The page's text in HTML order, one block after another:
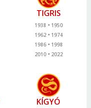
TIGRIS
1938
1950
1962
1974
1986
1998
2010
2022
KÍGYÓ